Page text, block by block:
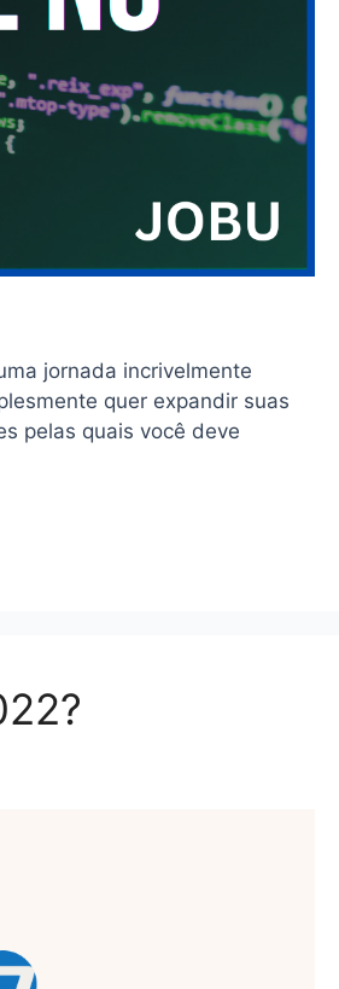
jornada incrivelmente
quer expandir suas
pelas quais você deve